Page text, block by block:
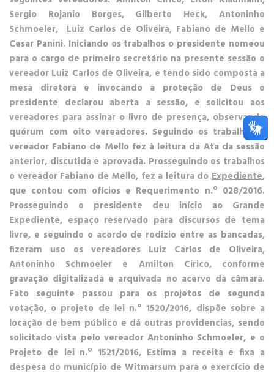
Sergio Rojanio Borges, Gilberto Heck, Antoninho
Schmoeler, Luiz Carlos de Oliveira, Fabiano de Mello e
Cesar Panini. Iniciando os trabalhos o presidente nomeou
para o cargo de primeiro secretário na presente sessão o
vereador Luiz Carlos de Oliveira, e tendo sido composta a
mesa diretora e invocando a proteção de Deus o
presidente declarou aberta a sessão, e solicitou aos
vereadores para assinar o livro de presença, observando
quórum com oito vereadores. Seguindo os trabalhos o
vereador Fabiano de Mello fez à leitura da Ata da sessão
anterior, discutida e aprovada. Prosseguindo os trabalhos
o vereador Fabiano de Mello, fez a leitura do Expediente,
que contou com ofícios e Requerimento n.º 028/2016.
Prosseguindo o presidente deu início ao Grande
Expediente, espaço reservado para discursos de tema
livre, e seguindo o acordo de rodizio entre as bancadas,
fizeram uso os vereadores Luiz Carlos de Oliveira,
Antoninho Schmoeler e Amilton Cirico, conforme
gravação digitalizada e arquivada no acervo da câmara.
Fato seguinte passou para os projetos de segunda
votação, o projeto de lei n.º 1520/2016, dispõe sobre a
locação de bem público e dá outras providencias, sendo
solicitado vista pelo vereador Antoninho Schmoeler, e o
Projeto de lei n.º 1521/2016, Estima a receita e fixa a
despesa do município de Witmarsum para o exercício de